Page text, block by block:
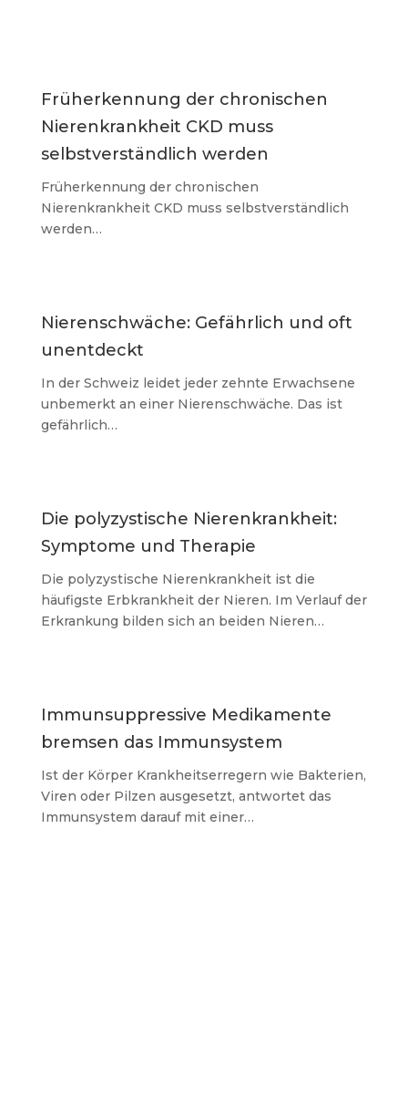
Früherkennung der chronischen
Nierenkrankheit CKD muss
selbstverständlich werden
Früherkennung der chronischen
Nierenkrankheit CKD muss selbstverständlich
werden…
Nierenschwäche: Gefährlich und oft
unentdeckt
In der Schweiz leidet jeder zehnte Erwachsene
unbemerkt an einer Nierenschwäche. Das ist
gefährlich…
Die polyzystische Nierenkrankheit:
Symptome und Therapie
Die polyzystische Nierenkrankheit ist die
häufigste Erbkrankheit der Nieren. Im Verlauf der
Erkrankung bilden sich an beiden Nieren…
Immunsuppressive Medikamente
bremsen das Immunsystem
Ist der Körper Krankheitserregern wie Bakterien,
Viren oder Pilzen ausgesetzt, antwortet das
Immunsystem darauf mit einer…